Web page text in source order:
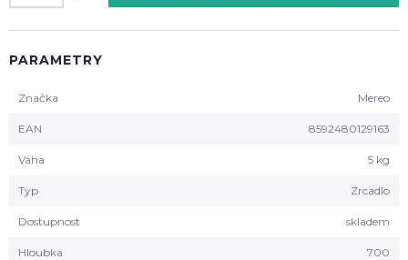
PARAMETRY
Značka Mereo
EAN 8592480129163
Váha 5 kg
Typ Zrcadlo
Dostupnost skladem
Hloubka 700